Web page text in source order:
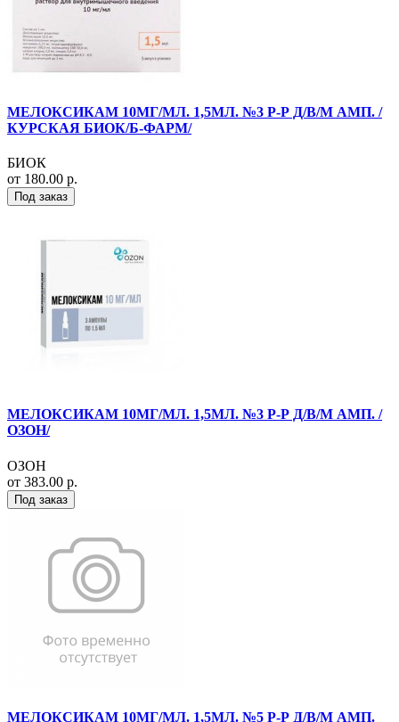
МЕЛОКСИКАМ 10МГ/МЛ. 1,5МЛ. №3 Р-Р Д/В/М АМП. /
КУРСКАЯ БИОК/Б-ФАРМ/
БИОК
от 180.00 р.
Под заказ
МЕЛОКСИКАМ 10МГ/МЛ. 1,5МЛ. №3 Р-Р Д/В/М АМП. /
ОЗОН/
ОЗОН
от 383.00 р.
Под заказ
МЕЛОКСИКАМ 10МГ/МЛ. 1,5МЛ. №5 Р-Р Д/В/М АМП.